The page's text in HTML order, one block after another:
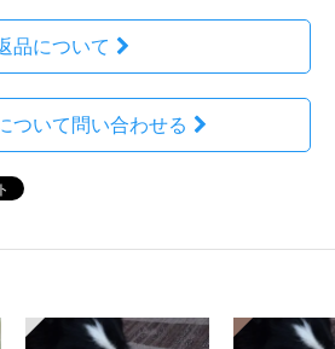
品について
ついて問い合わせる